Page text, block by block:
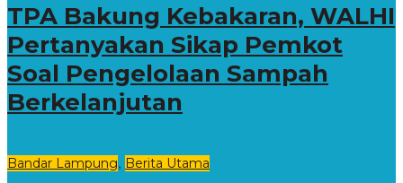
TPA Bakung Kebakaran, WALHI
Pertanyakan Sikap Pemkot
Soal Pengelolaan Sampah
Berkelanjutan
Bandar Lampung, Berita Utama